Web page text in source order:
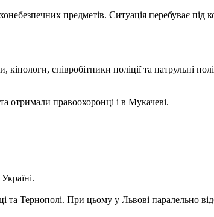
предметів. Ситуація перебуває під
кінологи, співробітники поліції та патрульні
отримали правоохоронці і в Мукачеві.
Тернополі. При цьому у Львові паралельно